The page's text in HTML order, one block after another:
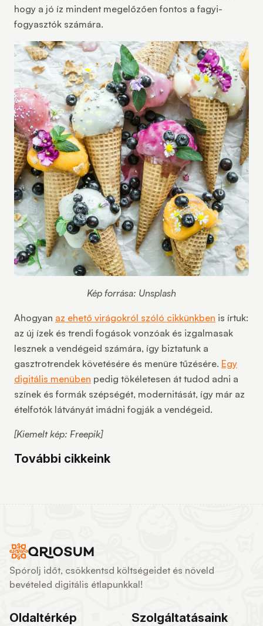
hogy a jó íz mindent megelőzően fontos a fagyi-
fogyasztók számára.
Kép forrása: Unsplash
Ahogyan az ehető virágokról szóló cikkünkben is írtuk:
az új ízek és trendi fogások vonzóak és izgalmasak
lesznek a vendégeid számára, így biztatunk a
gasztrotrendek követésére és menüre tűzésére. Egy
digitális menüben pedig tökéletesen át tudod adni a
színek és formák szépségét, modernitását, így már az
ételfotók látványát imádni fogják a vendégeid.
[Kiemelt kép: Freepik]
További cikkeink
Spórolj időt, csökkentsd költségeidet és növeld
bevételed digitális étlapunkkal!
Oldaltérkép Szolgáltatásaink